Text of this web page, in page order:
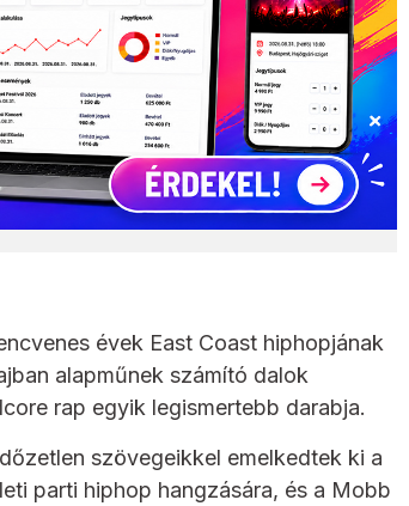
évek East Coast hiphopjának
alapműnek számító dalok
rap egyik legismertebb darabja.
szövegeikkel emelkedtek ki a
parti hiphop hangzására, és a Mobb